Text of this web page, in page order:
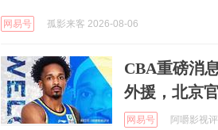
网易号 孤影来客 2026-08-06
CBA重磅消
外援，北京
网易号 阿嚼影视